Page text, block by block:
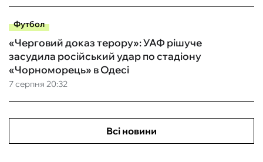
Футбол
7 серпня 20:32
«Черговий доказ терору»: УАФ рішуче
засудила російський удар по стадіону
«Чорноморець» в Одесі
Всі новини